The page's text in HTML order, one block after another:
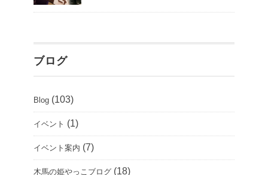
ブログ
Blog (103)
イベント (1)
イベント案内 (7)
木馬の姫やっこブログ (18)